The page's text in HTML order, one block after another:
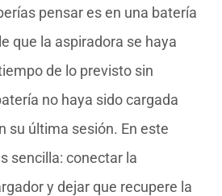
pensar es en una batería
que la aspiradora se haya
de lo previsto sin
no haya sido cargada
su última sesión. En este
sencilla: conectar la
y dejar que recupere la